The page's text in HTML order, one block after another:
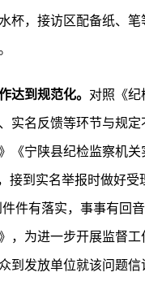
杯，接访区配备纸、
达到规范化。 对照《纪
实名反馈等环节与规
《宁陕县纪检监察机
接到实名举报时做好
件件有落实，事事有回
，为进一步开展监督
到发放单位就该问题